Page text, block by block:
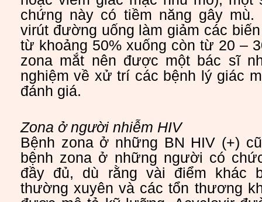
chứng này có tiềm năng gây mù.
virút đường uống làm giảm các
từ khoảng 50% xuống còn từ 20 –
zona mắt nên được một bác sĩ
nghiệm về xử trí các bệnh lý giác
đánh giá.
Zona ở người nhiễm HIV
Bệnh zona ở những BN HIV (+)
bệnh zona ở những người có
đầy đủ, dù rằng vài điểm khác
thường xuyên và các tổn thương